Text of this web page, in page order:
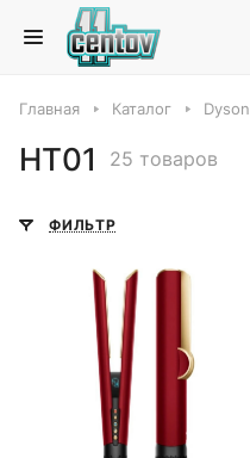
Главная Каталог Dyson
HT01 25 товаров
ФИЛЬТР